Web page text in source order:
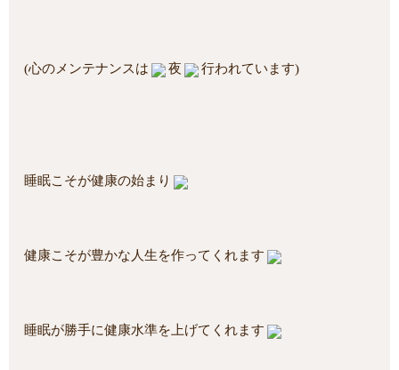
(心のメンテナンスは 夜 行われています)
睡眠こそが健康の始まり
健康こそが豊かな人生を作ってくれます
睡眠が勝手に健康水準を上げてくれます